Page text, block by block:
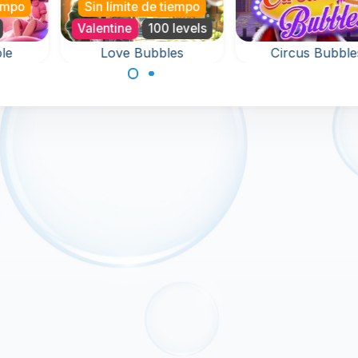
Love Bubbles
Sin límite de tiempo
Valentine
100 levels
Circus